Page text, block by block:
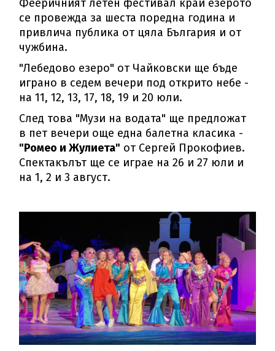
Фееричният летен фестивал край езерото
се провежда за шеста поредна година и
привлича публика от цяла България и от
чужбина.
"Лебедово езеро" от Чайковски ще бъде
играно в седем вечери под открито небе -
на 11, 12, 13, 17, 18, 19 и 20 юли.
След това "Музи на водата" ще предложат
в пет вечери още една балетна класика -
"Ромео и Жулиета" от Сергей Прокофиев.
Спектакълът ще се играе на 26 и 27 юли и
на 1, 2 и 3 август.